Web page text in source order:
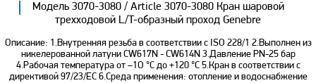
Модель 3070-3080 / Article 3070-3080 Кран шаровой
трехходовой L/T-образный проход Genebre
Описание: 1.Внутренняя резьба в соответствии с ISO 228/1 2.Выполнен из
никелерованной латуни CW617N - CW614N 3.Давление PN-25 бар
4.Рабочая температура от –1О °С до +120 °С 5.Кран в соответствии с
директивой 97/23/ЕС 6.Среда применения: отопление и водоснабжение